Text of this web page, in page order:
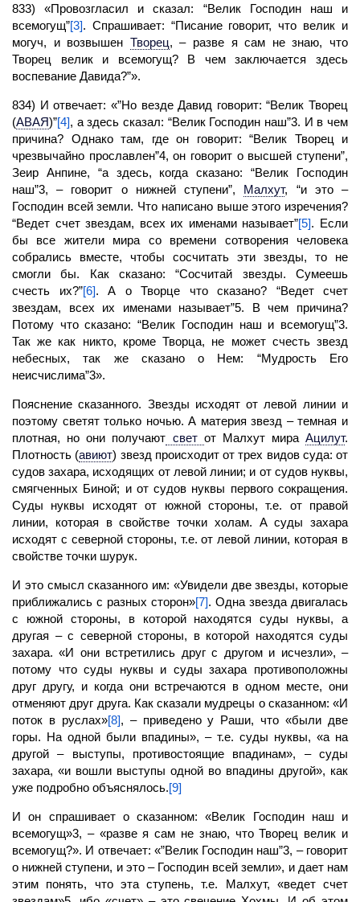
833) «Провозгласил и сказал: “Велик Господин наш и
всемогущ”[3]. Спрашивает: “Писание говорит, что велик и
могуч, и возвышен Творец, – разве я сам не знаю, что
Творец велик и всемогущ? В чем заключается здесь
воспевание Давида?”».
834) И отвечает: «”Но везде Давид говорит: “Велик Творец
(АВАЯ)”[4], а здесь сказал: “Велик Господин наш”3. И в чем
причина? Однако там, где он говорит: “Велик Творец и
чрезвычайно прославлен”4, он говорит о высшей ступени”,
Зеир Анпине, “а здесь, когда сказано: “Велик Господин
наш”3, – говорит о нижней ступени”,
Малхут, “и это –
Господин всей земли. Что написано выше этого изречения?
“Ведет счет звездам, всех их именами называет”[5]. Если
бы все жители мира со времени сотворения человека
собрались вместе, чтобы сосчитать эти звезды, то не
смогли бы. Как сказано: “Сосчитай звезды. Сумеешь
счесть их?”[6]. А о Творце что сказано? “Ведет счет
звездам, всех их именами называет”5. В чем причина?
Потому что сказано: “Велик Господин наш и всемогущ”3.
Так же как никто, кроме Творца, не может счесть звезд
небесных, так же сказано о Нем: “Мудрость Его
неисчислима”3».
Пояснение сказанного. Звезды исходят от левой линии и
поэтому светят только ночью. А материя звезд – темная и
плотная, но они получают свет отМалхут мира Ацилут.
Плотность (авиют) звезд происходит от трех видов суда: от
судов захара, исходящих от левой линии; и от судов нуквы,
смягченных Биной; и от судов нуквы первого сокращения.
Суды нуквы исходят от южной стороны, т.е. от правой
линии, которая в свойстве точки холам. А суды захара
исходят с северной стороны, т.е. от левой линии, которая в
свойстве точки шурук.
И это смысл сказанного им: «Увидели две звезды, которые
приближались с разных сторон»[7]. Одна звезда двигалась
с южной стороны, в которой находятся суды нуквы, а
другая – с северной стороны, в которой находятся суды
захара. «И они встретились друг с другом и исчезли», –
потому что суды нуквы и суды захара противоположны
друг другу, и когда они встречаются в одном месте, они
отменяют друг друга. Как сказали мудрецы о сказанном: «И
поток в руслах»[8], – приведено у Раши, что «были две
горы. На одной были впадины», – т.е. суды нуквы, «а на
другой – выступы, противостоящие впадинам», – суды
захара, «и вошли выступы одной во впадины другой», как
уже подробно объяснялось.[9]
И он спрашивает о сказанном: «Велик Господин наш и
всемогущ»3, – «разве я сам не знаю, чтоТворец велик и
всемогущ?». И отвечает: «”Велик Господин наш”3, – говорит
о нижней ступени, и это – Господин всей земли», и дает нам
этим понять, что эта ступень, т.е. Малхут, «ведет счет